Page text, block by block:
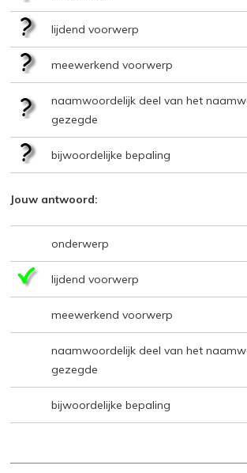
lijdend voorwerp
meewerkend voorwerp
naamwoordelijk deel van het
gezegde
bijwoordelijke bepaling
Jouw antwoord:
onderwerp
lijdend voorwerp
meewerkend voorwerp
naamwoordelijk deel van het
gezegde
bijwoordelijke bepaling